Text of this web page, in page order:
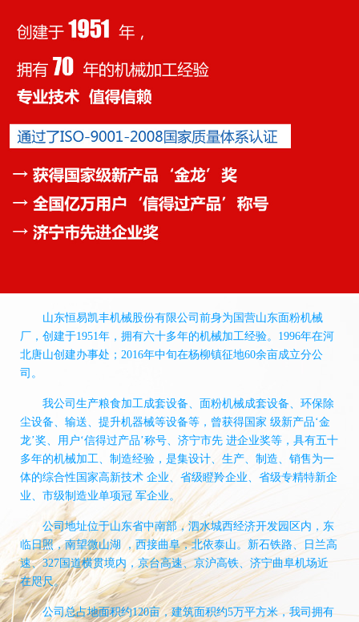
山东恒易凯丰机械股份有限公司前身为国营山东面粉机械
厂，创建于1951年，拥有六十多年的机械加工经验。1996年在河
北唐山创建办事处；2016年中旬在杨柳镇征地60余亩成立分公
司。
我公司生产粮食加工成套设备、面粉机械成套设备、环保除
尘设备、输送、提升机器械等设备等，曾获得国家 级新产品‘金
龙’奖、用户‘信得过产品’称号、济宁市先 进企业奖等，具有五十
多年的机械加工、制造经验，是集设计、生产、制造、销售为一
体的综合性国家高新技术 企业、省级瞪羚企业、省级专精特新企
业、市级制造业单项冠 军企业。
公司地址位于山东省中南部，泗水城西经济开发园区内，东
临日照，南望微山湖 ，西接曲阜，北依泰山。新石铁路、日兰高
速、327国道横贯境内，京台高速、京沪高铁、济宁曲阜机场近
在咫尺。
公司总占地面积约120亩，建筑面积约5万平方米，我司拥有